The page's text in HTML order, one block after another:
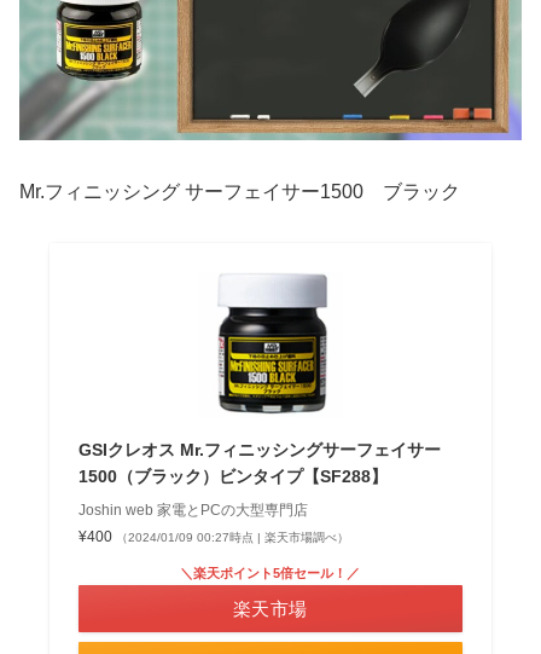
Mr.フィニッシング サーフェイサー1500 ブラック
GSIクレオス Mr.フィニッシングサーフェイサー
1500（ブラック）ビンタイプ【SF288】
Joshin web 家電とPCの大型専門店
¥400
（2024/01/09 00:27時点 | 楽天市場調べ）
＼楽天ポイント5倍セール！／
楽天市場